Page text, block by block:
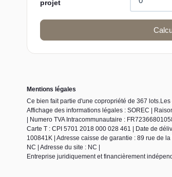
Mentions légales
Ce bien fait partie d'une copropriété de 367
Affichage des informations légales : SOREC |
| Numero TVA Intracommunautaire :
Carte T : CPI 5701 2018 000 028 461 | Date de
100841K | Adresse caisse de garantie : 89 rue de
NC | Adresse du site : NC |
Entreprise juridiquement et financièrement